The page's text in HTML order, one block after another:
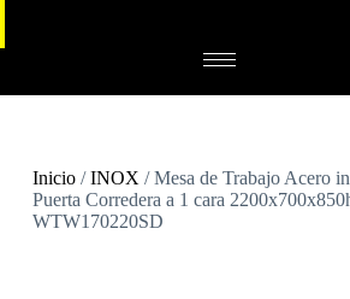
Inicio/INOX / Mesa de Trabajo Acero
Puerta Corredera a 1 cara
WTW170220SD